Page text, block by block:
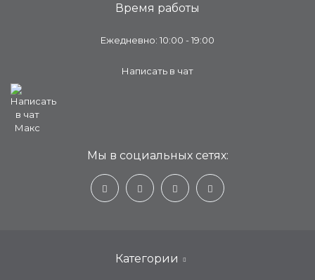
Категории
Время работы
Ежедневно: 10:00 - 19:00
Написать в чат
Мы в социальных сетях: